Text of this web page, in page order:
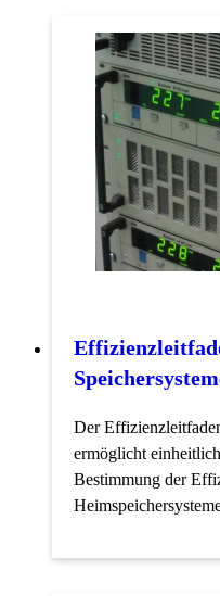
Der
ermöglicht
Bestimmung der